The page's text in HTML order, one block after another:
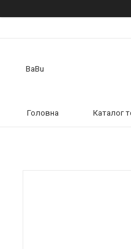
BaBu
Головна Каталог